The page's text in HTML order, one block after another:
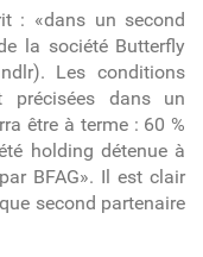
: «dans un second
la société Butterfly
Les conditions
précisées dans un
être à terme : 60 %
holding détenue à
BFAG». Il est clair
second partenaire